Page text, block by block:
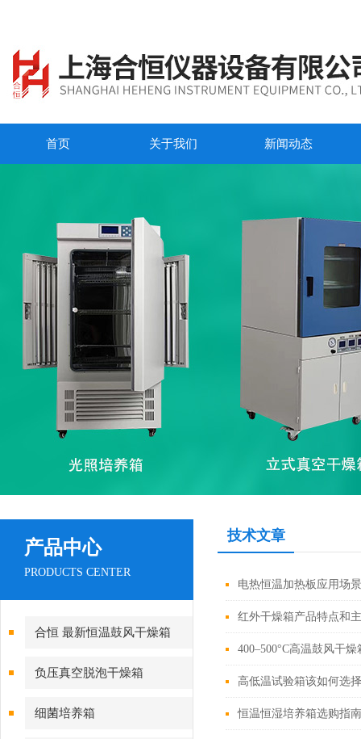
首页 关于我们 新闻动态
产品中心
PRODUCTS CENTER
合恒 最新恒温鼓风干燥箱
负压真空脱泡干燥箱
细菌培养箱
技术文章
电热恒温加热板应用场
红外干燥箱产品特点和
400–500°C高温鼓风干
高低温试验箱该如何选择
恒温恒湿培养箱选购指南